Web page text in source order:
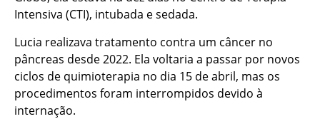
Intensiva (CTI), intubada e sedada.
Lucia realizava tratamento contra um câncer no
pâncreas desde 2022. Ela voltaria a passar por novos
ciclos de quimioterapia no dia 15 de abril, mas os
procedimentos foram interrompidos devido à
internação.